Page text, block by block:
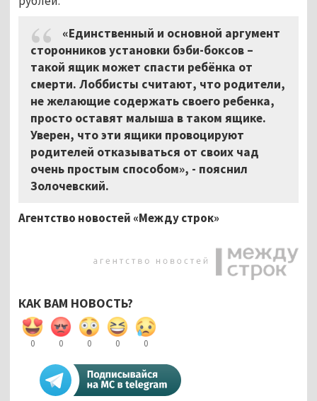
«Единственный и основной аргумент
сторонников установки бэби-боксов –
такой ящик может спасти ребёнка от
смерти. Лоббисты считают, что родители,
не желающие содержать своего ребенка,
просто оставят малыша в таком ящике.
Уверен, что эти ящики провоцируют
родителей отказываться от своих чад
очень простым способом», - пояснил
Золочевский.
Агентство новостей «Между строк»
КАК ВАМ НОВОСТЬ?
0 0 0 0 0